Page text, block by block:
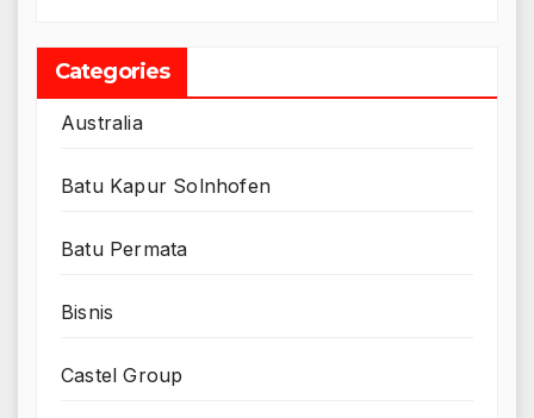
Categories
Australia
Batu Kapur Solnhofen
Batu Permata
Bisnis
Castel Group